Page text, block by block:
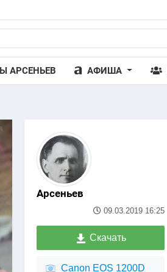
АРСЕНЬЕВ АФИША
Арсеньев
09.03.2019 16:25
Скачать
Canon EOS 1200D